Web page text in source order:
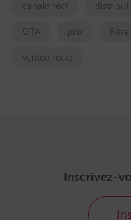
canaldirect
OTA prix
ventedirecte
Inscrivez-